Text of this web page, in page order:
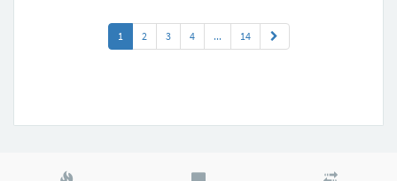
1 2 3 4 ... 14